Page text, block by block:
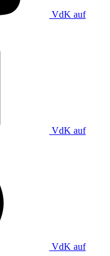
VdK auf
VdK auf
VdK auf